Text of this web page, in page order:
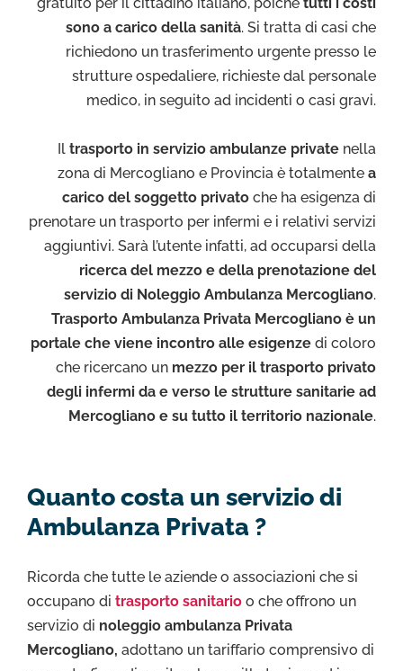
sono a carico della sanità. Si tratta di casi che
richiedono un trasferimento urgente presso le
strutture ospedaliere, richieste dal personale
medico, in seguito ad incidenti o casi gravi.
Il trasporto in servizio ambulanze private nella
zona di Mercogliano e Provincia è totalmente a
carico del soggetto privato che ha esigenza di
prenotare un trasporto per infermi e i relativi servizi
aggiuntivi. Sarà l’utente infatti, ad occuparsi della
ricerca del mezzo e della prenotazione del
servizio di Noleggio Ambulanza Mercogliano.
Trasporto Ambulanza Privata Mercogliano è un
portale che viene incontro alle esigenze di coloro
che ricercano un mezzo per il trasporto privato
degli infermi da e verso le strutture sanitarie ad
Mercogliano e su tutto il territorio nazionale.
Quanto costa un servizio di
Ambulanza Privata ?
Ricorda che tutte le aziende o associazioni che si
occupano di trasporto sanitario o che offrono un
servizio di noleggio ambulanza Privata
Mercogliano, adottano un tariffario comprensivo di